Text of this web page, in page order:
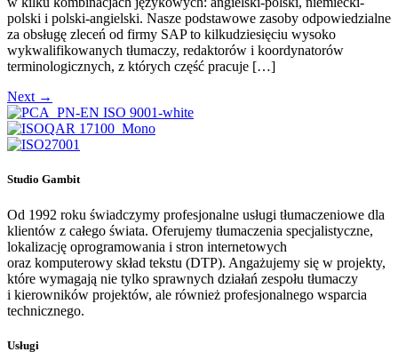
polski i polski-angielski. Nasze podstawowe zasoby odpowiedzialne
za obsługę zleceń od firmy SAP to kilkudziesięciu wysoko
wykwalifikowanych tłumaczy, redaktorów i koordynatorów
terminologicznych, z których część pracuje […]
Next →
Studio Gambit
Od 1992 roku świadczymy profesjonalne usługi tłumaczeniowe dla
klientów z całego świata. Oferujemy tłumaczenia specjalistyczne,
lokalizację oprogramowania i stron internetowych
oraz komputerowy skład tekstu (DTP). Angażujemy się w projekty,
które wymagają nie tylko sprawnych działań zespołu tłumaczy
i kierowników projektów, ale również profesjonalnego wsparcia
technicznego.
Usługi